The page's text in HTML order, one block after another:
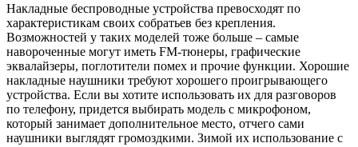
Накладные беспроводные устройства превосходят по
характеристикам своих собратьев без крепления.
Возможностей у таких моделей тоже больше – самые
навороченные могут иметь FM-тюнеры, графические
эквалайзеры, поглотители помех и прочие функции. Хорошие
накладные наушники требуют хорошего проигрывающего
устройства. Если вы хотите использовать их для разговоров
по телефону, придется выбирать модель с микрофоном,
который занимает дополнительное место, отчего сами
наушники выглядят громоздкими. Зимой их использование с